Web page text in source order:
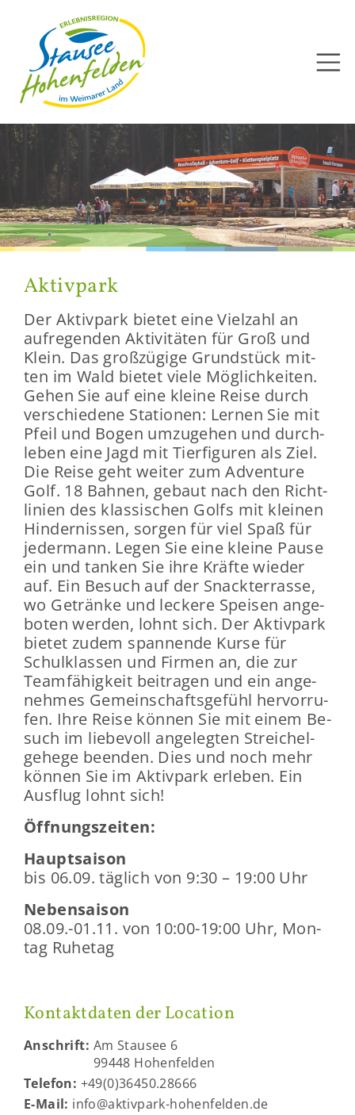
Ak­tiv­park
Der Ak­tiv­park bie­tet eine Viel­zahl an
auf­re­gen­den Ak­ti­vi­tä­ten für Groß und
Klein. Das groß­zü­gi­ge Grund­stück mit­
ten im Wald bie­tet viele Mög­lich­kei­ten.
Gehen Sie auf eine klei­ne Reise durch
ver­schie­de­ne Sta­tio­nen: Ler­nen Sie mit
Pfeil und Bogen um­zu­ge­hen und durch­
le­ben eine Jagd mit Tier­fi­gu­ren als Ziel.
Die Reise geht wei­ter zum Ad­ven­ture
Golf. 18 Bah­nen, ge­baut nach den Richt­
li­ni­en des klas­si­schen Golfs mit klei­nen
Hin­der­nis­sen, sor­gen für viel Spaß für
je­der­mann. Legen Sie eine klei­ne Pause
ein und tan­ken Sie ihre Kräf­te wie­der
auf. Ein Be­such auf der Snack­ter­ras­se,
wo Ge­trän­ke und le­cke­re Spei­sen an­ge­
bo­ten wer­den, lohnt sich. Der Ak­tiv­park
bie­tet zudem span­nen­de Kurse für
Schul­klas­sen und Fir­men an, die zur
Team­fä­hig­keit bei­tra­gen und ein an­ge­
neh­mes Ge­mein­schafts­ge­fühl her­vor­ru­
fen. Ihre Reise kön­nen Sie mit einem Be­
such im lie­be­voll an­ge­leg­ten Strei­chel­
ge­he­ge be­en­den. Dies und noch mehr
kön­nen Sie im Ak­tiv­park er­le­ben. Ein
Aus­flug lohnt sich!
Öff­nungs­zei­ten:
Haupt­sai­son
bis 06.09. täg­lich von 9:30 – 19:00 Uhr
Ne­ben­sai­son
08.09.-01.11. von 10:00-19:00 Uhr, Mon­
tag Ru­he­tag
Kon­takt­da­ten der Lo­ca­ti­on
An­schrift: Am Stau­see 6
99448 Ho­hen­fel­den
Te­le­fon: +49(0)36450.28666
E-​Mail: info@aktivpark-​hohenfelden.de